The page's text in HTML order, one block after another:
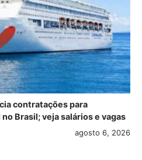
contratações para
Brasil; veja salários e vagas
agosto 6, 2026